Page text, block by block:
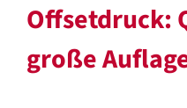
Offsetdruck:
große